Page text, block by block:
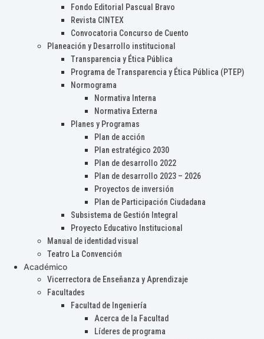
Fondo Editorial Pascual Bravo
Revista CINTEX
Convocatoria Concurso de Cuento
Planeación y Desarrollo institucional
Transparencia y Ética Pública
Programa de Transparencia y Ética Pública (PTEP)
Normograma
Normativa Interna
Normativa Externa
Planes y Programas
Plan de acción
Plan estratégico 2030
Plan de desarrollo 2022
Plan de desarrollo 2023 – 2026
Proyectos de inversión
Plan de Participación Ciudadana
Subsistema de Gestión Integral
Proyecto Educativo Institucional
Manual de identidad visual
Teatro La Convención
Académico
Vicerrectora de Enseñanza y Aprendizaje
Facultades
Facultad de Ingeniería
Acerca de la Facultad
Líderes de programa